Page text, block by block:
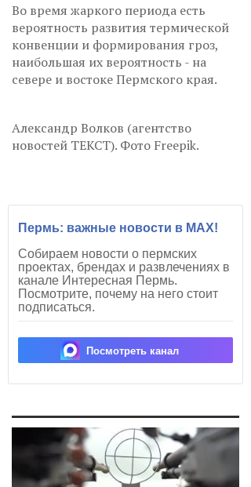
Во время жаркого периода есть
вероятность развития термической
конвенции и формирования гроз,
наибольшая их вероятность - на
севере и востоке Пермского края.
Александр Волков (агентство
новостей ТЕКСТ). Фото Freepik.
Пермь: важные новости в MAX!
Собираем новости о пермских
проектах, брендах и развлечениях в
канале Интересная Пермь.
Посмотрите, почему на него стоит
подписаться.
Посмотреть канал